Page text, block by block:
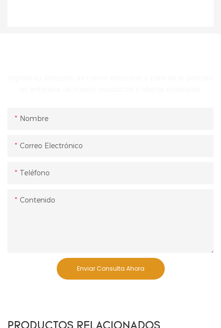
Nombre
Correo Electrónico
Teléfono
Contenido
Enviar Consulta Ahora